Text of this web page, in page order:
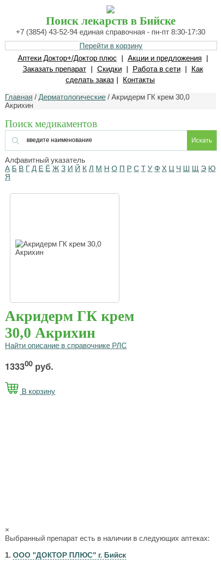
Поиск лекарств в Бийске
+7 (3854) 43-52-94 единая справочная - пн-пт 8:30-17:30
Перейти в корзину
Аптеки Доктор+/Доктор плюс
| Акции и предложения
|
Заказать препарат
| Скидки | Работа в сети |
Как
сделать заказ | Контакты
Главная / Дерматологические / Акридерм ГК крем 30,0
Акрихин
Поиск медикаментов
Искать
Алфавитный указатель
А Б В Г Д Е Ё Ж З И Й К Л М Н О П Р С Т У Ф Х Ц Ч Ш Щ Э Ю
Я
Акридерм ГК крем
30,0 Акрихин
Найти описание в справочнике РЛС
133300 руб.
В корзину
×
Выбранный препарат есть в наличии в следующих аптеках:
1. ООО "ДОКТОР ПЛЮС" г. Бийск